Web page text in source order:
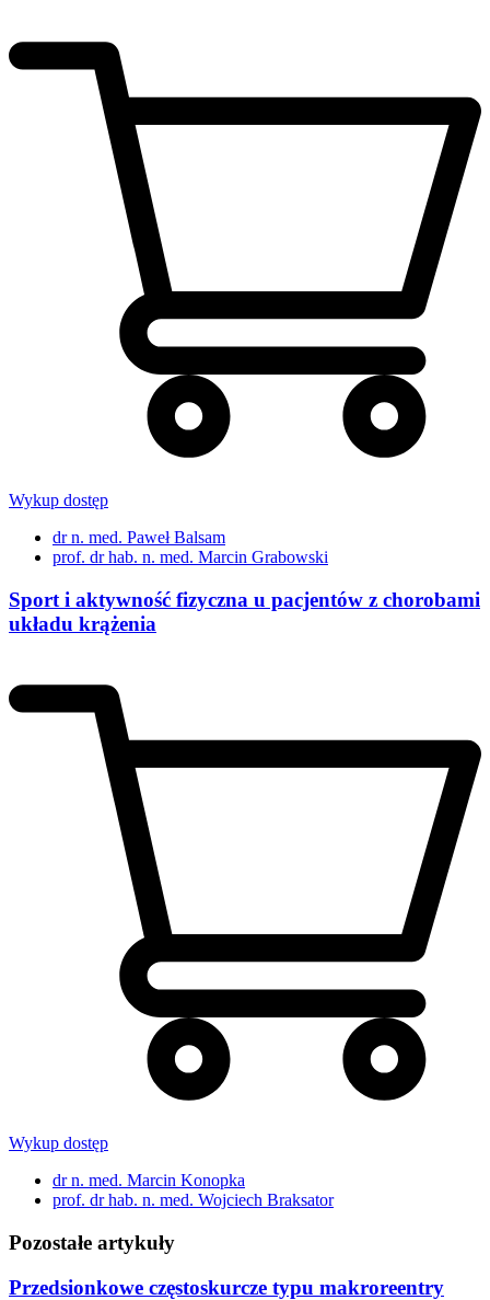
Wykup dostęp
dr n. med. Paweł Balsam
prof. dr hab. n. med. Marcin Grabowski
Sport i aktywność fizyczna u pacjentów z chorobami
układu krążenia
Wykup dostęp
dr n. med. Marcin Konopka
prof. dr hab. n. med. Wojciech Braksator
Pozostałe artykuły
Przedsionkowe częstoskurcze typu makroreentry